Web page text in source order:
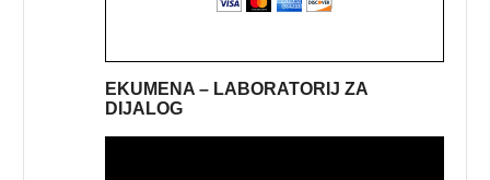
EKUMENA – LABORATORIJ ZA
DIJALOG